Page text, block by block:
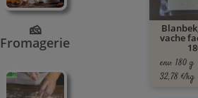
🧀
Fromagerie vache
env. 180 g
32,78 €/kg